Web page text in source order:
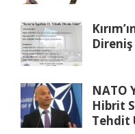
NATO
Hibrit
Tehdit